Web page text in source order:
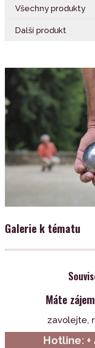
Galerie k tématu
Všechny produkty
Další produkt
Máte
zavolejte,
Hotline: +